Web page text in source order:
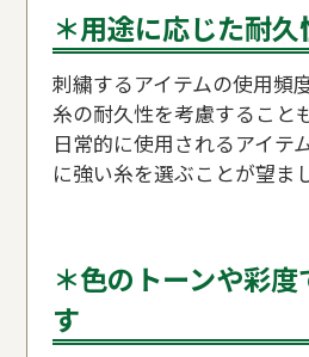
＊用途に応じた耐
刺繍するアイテムの使用頻
糸の耐久性を考慮すること
日常的に使用されるアイテ
に強い糸を選ぶことが望ま
＊色のトーンや彩
す